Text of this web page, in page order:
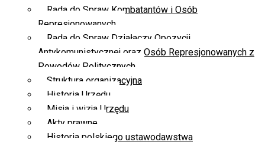
Rada do Spraw Kombatantów i Osób
Represjonowanych
Rada do Spraw Działaczy Opozycji
Antykomunistycznej oraz Osób Represjonowanych z
Powodów Politycznych
Struktura organizacyjna
Historia Urzędu
Misja i wizja Urzędu
Akty prawne
Historia polskiego ustawodawstwa